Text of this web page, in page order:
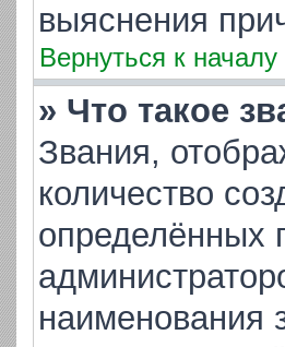
выяснения
Вернуться к началу
» Что такое
Звания,
количество
определённых
наименования